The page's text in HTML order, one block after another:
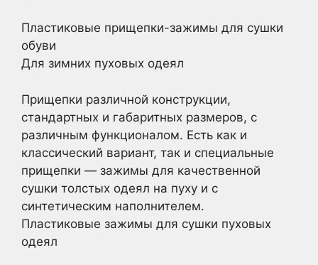
Пластиковые прищепки-зажимы для сушки
обуви
Для зимних пуховых одеял
Прищепки различной конструкции,
стандартных и габаритных размеров, с
различным функционалом. Есть как и
классический вариант, так и специальные
прищепки — зажимы для качественной
сушки толстых одеял на пуху и с
синтетическим наполнителем.
Пластиковые зажимы для сушки пуховых
одеял